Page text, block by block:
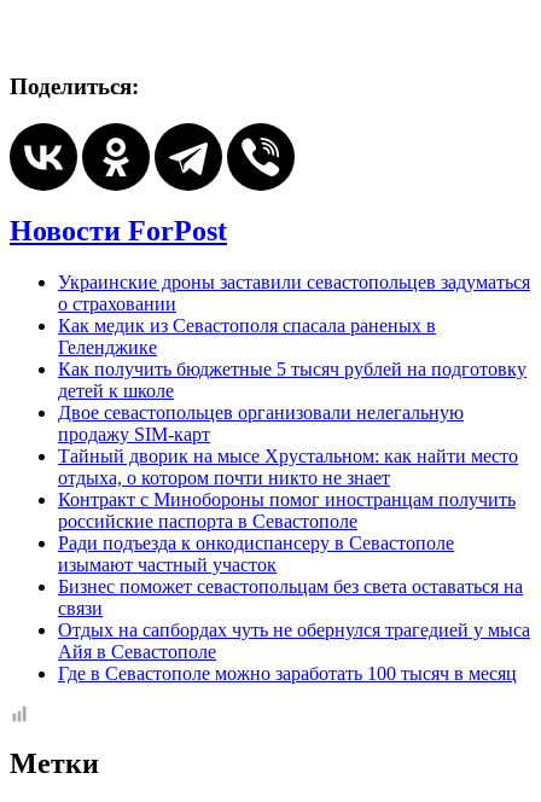
Поделиться:
Новости ForPost
Украинские дроны заставили севастопольцев задуматься
о страховании
Как медик из Севастополя спасала раненых в
Геленджике
Как получить бюджетные 5 тысяч рублей на подготовку
детей к школе
Двое севастопольцев организовали нелегальную
продажу SIM-карт
Тайный дворик на мысе Хрустальном: как найти место
отдыха, о котором почти никто не знает
Контракт с Минобороны помог иностранцам получить
российские паспорта в Севастополе
Ради подъезда к онкодиспансеру в Севастополе
изымают частный участок
Бизнес поможет севастопольцам без света оставаться на
связи
Отдых на сапбордах чуть не обернулся трагедией у мыса
Айя в Севастополе
Где в Севастополе можно заработать 100 тысяч в месяц
Метки